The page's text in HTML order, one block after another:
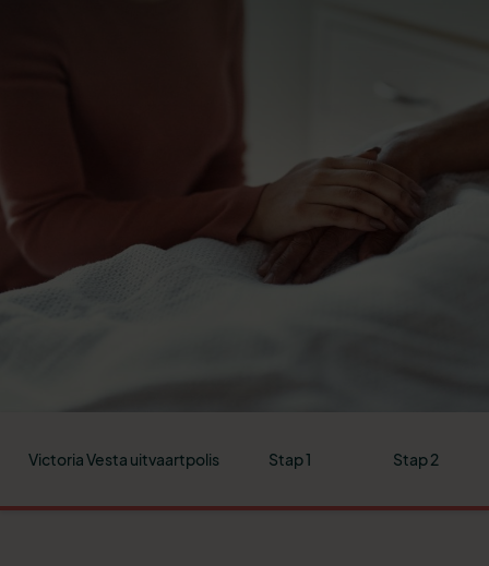
Victoria Vesta uitvaartpolis Stap 1 Stap 2